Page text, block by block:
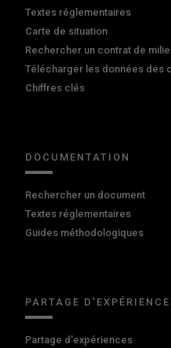
Textes réglementaires
Carte de situation
Rechercher un contrat de
Télécharger les données des
Chiffres clés
DOCUMENTATION
Rechercher un document
Textes réglementaires
Guides méthodologiques
PARTAGE
Partage d'expériences